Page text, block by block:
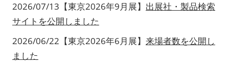
2026/07/13【東京2026年9月展】 出展社・製品検索
サイトを公開しました
2026/06/22【東京2026年6月展】 来場者数を公開し
ました